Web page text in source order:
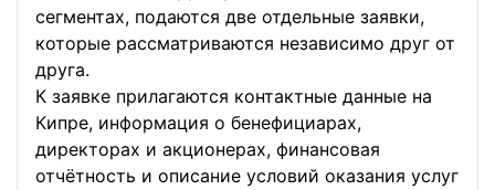
сегментах, подаются две отдельные заявки,
которые рассматриваются независимо друг от
друга.
К заявке прилагаются контактные данные на
Кипре, информация о бенефициарах,
директорах и акционерах, финансовая
отчётность и описание условий оказания услуг